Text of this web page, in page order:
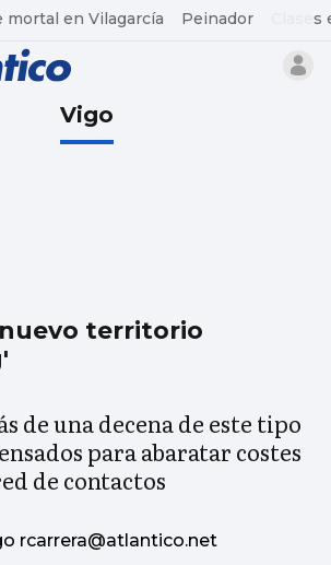
mortal en Vilagarcía Peinador
Vigo
territorio
de una decena de este tipo
para abaratar costes
de contactos
rcarrera@atlantico.net